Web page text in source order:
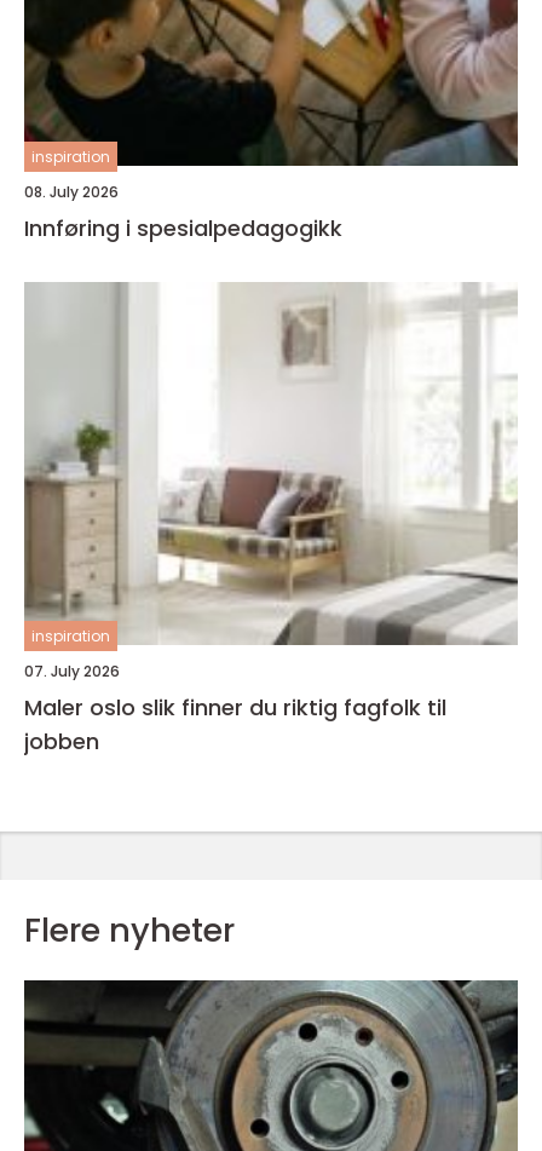
inspiration
08. July 2026
Innføring i spesialpedagogikk
inspiration
07. July 2026
Maler oslo slik finner du riktig fagfolk til
jobben
Flere nyheter